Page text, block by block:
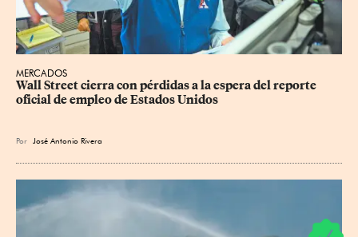
MERCADOS
Wall Street cierra con pérdidas a la espera del reporte
oficial de empleo de Estados Unidos
Por José Antonio Rivera